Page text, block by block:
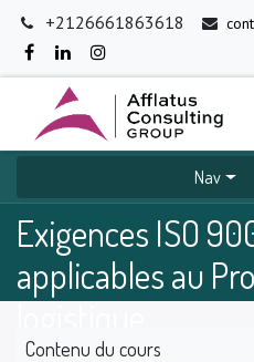
+2126661863618
Nav
Exigences ISO
applicables au
Contenu du cours